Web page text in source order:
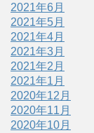
2021年6月
2021年5月
2021年4月
2021年3月
2021年2月
2021年1月
2020年12月
2020年11月
2020年10月